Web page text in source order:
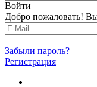
Войти
Добро пожаловать!
Забыли пароль?
Регистрация